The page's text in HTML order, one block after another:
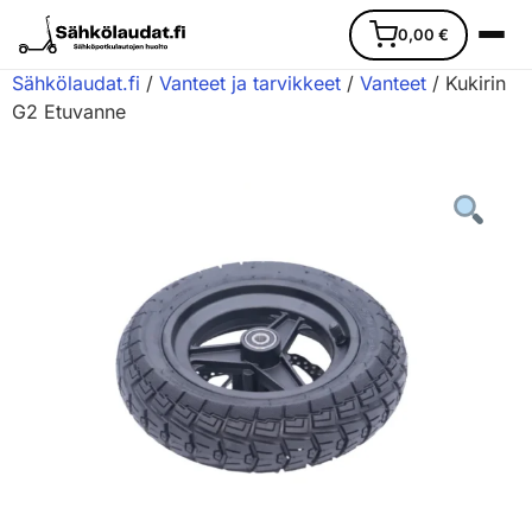
0,00 €
Sähkölaudat.fi / Vanteet ja tarvikkeet / Vanteet / Kukirin
G2 Etuvanne